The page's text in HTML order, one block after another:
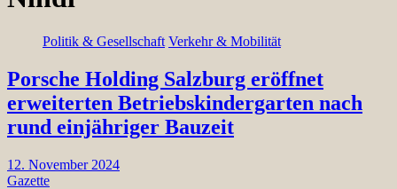
Politik & Gesellschaft Verkehr & Mobilität
Porsche Holding Salzburg eröffnet
erweiterten Betriebskindergarten nach
rund einjähriger Bauzeit
12. November 2024
Gazette